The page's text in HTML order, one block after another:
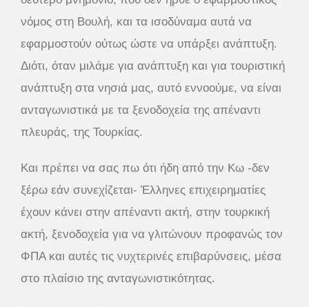
νόμος στη Βουλή, και τα ισοδύναμα αυτά να
εφαρμοστούν ούτως ώστε να υπάρξει ανάπτυξη.
Διότι, όταν μιλάμε για ανάπτυξη και για τουριστική
ανάπτυξη στα νησιά μας, αυτό εννοούμε, να είναι
ανταγωνιστικά με τα ξενοδοχεία της απέναντι
πλευράς, της Τουρκίας.
Και πρέπει να σας πω ότι ήδη από την Κω -δεν
ξέρω εάν συνεχίζεται- Έλληνες επιχειρηματίες
έχουν κάνει στην απέναντι ακτή, στην τουρκική
ακτή, ξενοδοχεία για να γλιτώνουν προφανώς τον
ΦΠΑ και αυτές τις νυχτερινές επιβαρύνσεις, μέσα
στο πλαίσιο της ανταγωνιστικότητας.